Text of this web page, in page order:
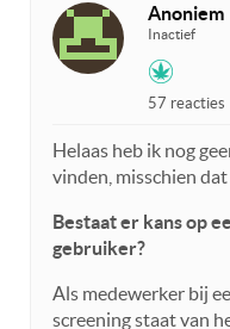
Anoniem
Inactief
57 reacties
Helaas heb ik nog
vinden, misschien
Bestaat er kans op
gebruiker?
Als medewerker bij
screening staat van